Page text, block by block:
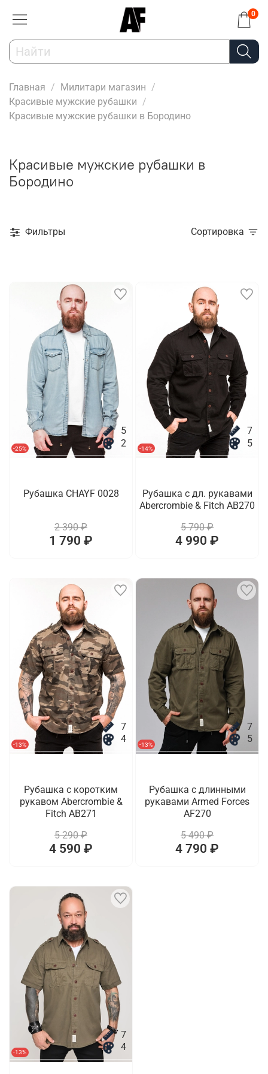
0
Главная
Милитари магазин
Красивые мужские рубашки
Красивые мужские рубашки в Бородино
Красивые мужские рубашки в
Бородино
Фильтры Сортировка
-25%
5
2
Рубашка CHAYF 0028
2 390 ₽
1 790 ₽
-14%
7
5
Рубашка с дл. рукавами
Abercrombie & Fitch AB270
5 790 ₽
4 990 ₽
-13%
7
4
Рубашка с коротким
рукавом Abercrombie &
Fitch AB271
5 290 ₽
4 590 ₽
-13%
7
5
Рубашка с длинными
рукавами Armed Forces
AF270
5 490 ₽
4 790 ₽
-13%
7
4